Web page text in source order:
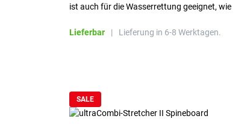
ist auch für die Wasserrettung geeignet, wie
Lieferbar
| Lieferung in 6-8 Werktagen.
SALE